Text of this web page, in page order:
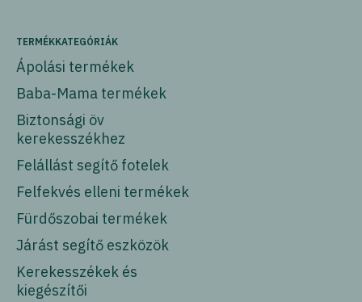
TERMÉKKATEGÓRIÁK
Ápolási termékek
Baba-Mama termékek
Biztonsági öv
kerekesszékhez
Felállást segítő fotelek
Felfekvés elleni termékek
Fürdőszobai termékek
Járást segítő eszközök
Kerekesszékek és
kiegészítői